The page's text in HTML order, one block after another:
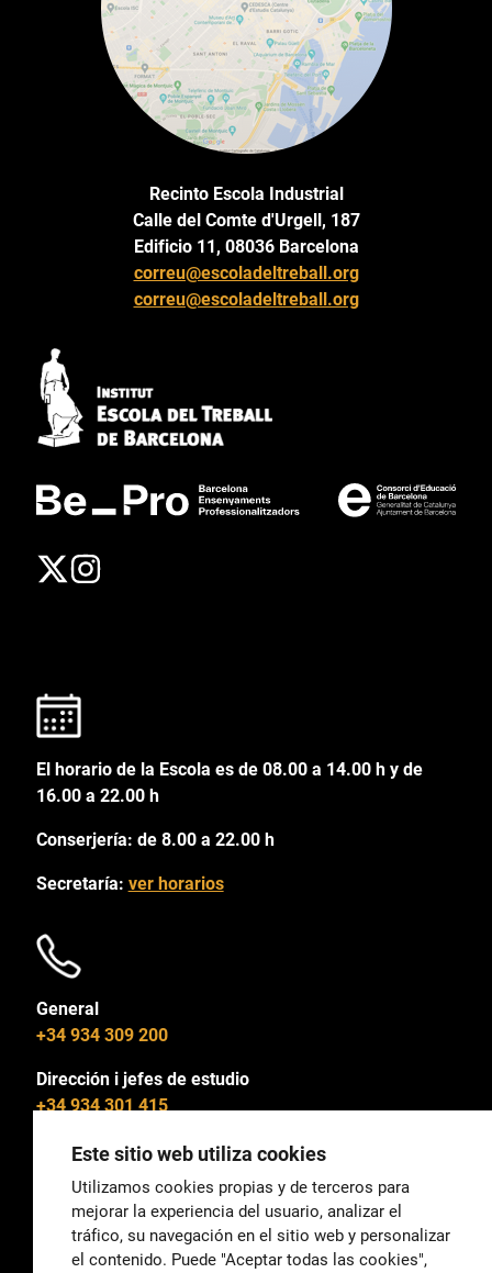
Recinto Escola Industrial
Calle del Comte d'Urgell, 187
Edificio 11, 08036 Barcelona
correu@escoladeltreball.org
correu@escoladeltreball.org
El horario de la Escola es de 08.00 a 14.00 h y de
16.00 a 22.00 h
Conserjería: de 8.00 a 22.00 h
Secretaría: ver horarios
General
+34 934 309 200
Dirección i jefes de estudio
+34 934 301 415
General
correu@escoladeltreball.org
Este sitio web utiliza cookies
Utilizamos cookies propias y de terceros para
mejorar la experiencia del usuario, analizar el
tráfico, su navegación en el sitio web y personalizar
el contenido. Puede "Aceptar todas las cookies",